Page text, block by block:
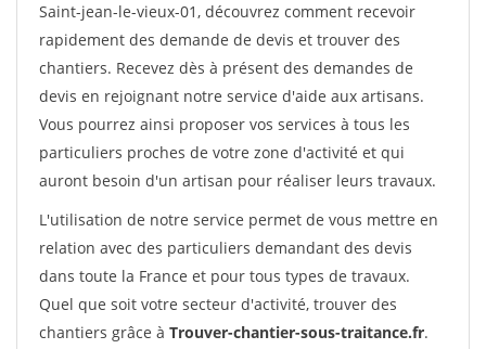
Saint-jean-le-vieux-01, découvrez comment recevoir
rapidement des demande de devis et trouver des
chantiers. Recevez dès à présent des demandes de
devis en rejoignant notre service d'aide aux artisans.
Vous pourrez ainsi proposer vos services à tous les
particuliers proches de votre zone d'activité et qui
auront besoin d'un artisan pour réaliser leurs travaux.
L'utilisation de notre service permet de vous mettre en
relation avec des particuliers demandant des devis
dans toute la France et pour tous types de travaux.
Quel que soit votre secteur d'activité, trouver des
chantiers grâce à Trouver-chantier-sous-traitance.fr.